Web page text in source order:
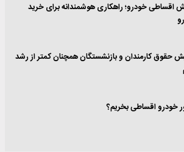
اقساطی خودرو؛ راهکاری هوشمندانه برای خرید
حقوق کارمندان و بازنشستگان همچنان کمتر از رشد
خودرو اقساطی بخریم؟